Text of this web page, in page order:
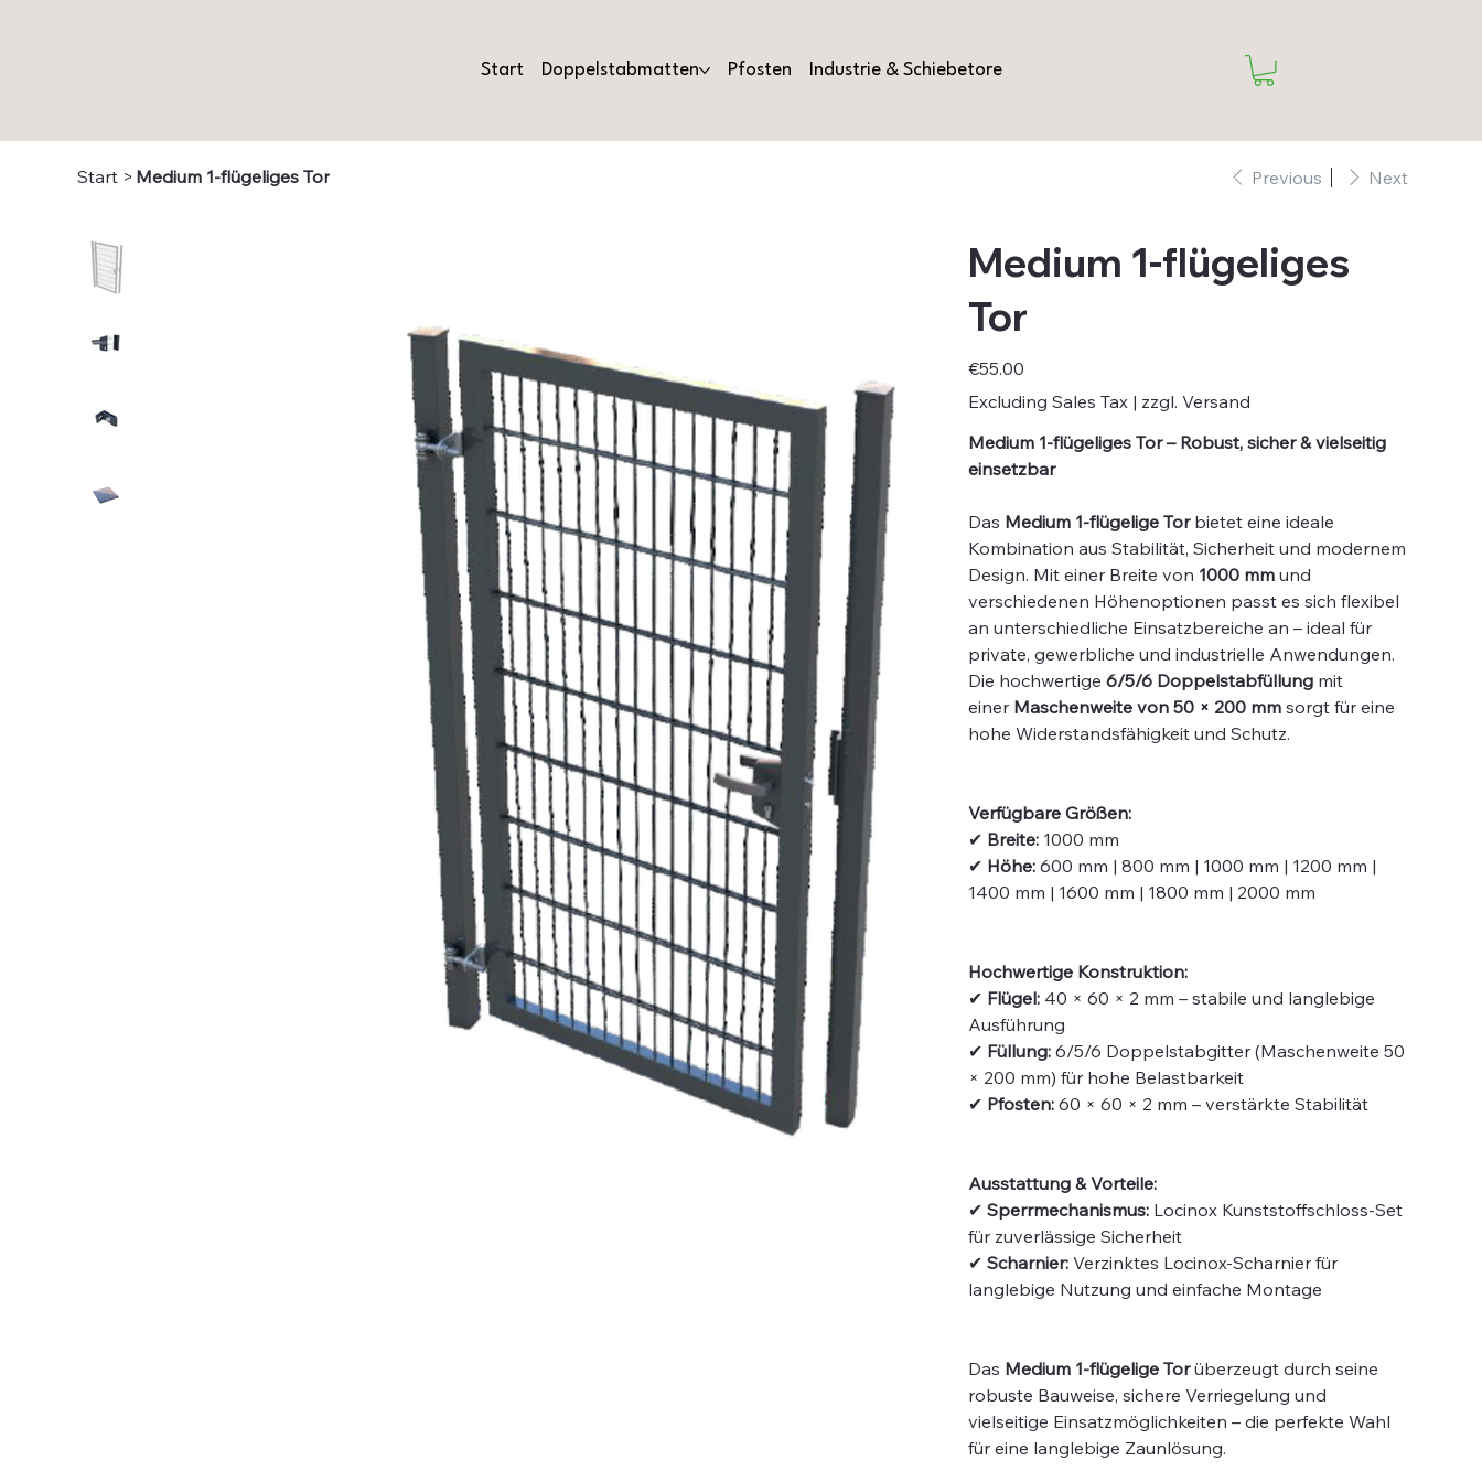
Start Doppelstabmatten Pfosten Industrie & Schiebetore
Start > Medium 1-flügeliges Tor Previous Next
Medium 1-flügeliges
Tor
Price
€55.00
Excluding Sales Tax | zzgl. Versand
Medium 1-flügeliges Tor – Robust, sicher & vielseitig
einsetzbar
Das Medium 1-flügelige Torbietet eine ideale
Kombination aus Stabilität, Sicherheit und modernem
Design. Mit einer Breite von 1000 mmund
verschiedenen Höhenoptionen passt es sich flexibel
an unterschiedliche Einsatzbereiche an – ideal für
private, gewerbliche und industrielle Anwendungen.
Die hochwertige 6/5/6 Doppelstabfüllungmit
einer Maschenweite von 50 × 200 mmsorgt für eine
hohe Widerstandsfähigkeit und Schutz.
Verfügbare Größen:
✔ Breite:1000 mm
✔ Höhe:600 mm | 800 mm | 1000 mm | 1200 mm |
1400 mm | 1600 mm | 1800 mm | 2000 mm
Hochwertige Konstruktion:
✔ Flügel:40 × 60 × 2 mm – stabile und langlebige
Ausführung
✔ Füllung:6/5/6 Doppelstabgitter (Maschenweite 50
× 200 mm) für hohe Belastbarkeit
✔ Pfosten:60 × 60 × 2 mm – verstärkte Stabilität
Ausstattung & Vorteile:
✔ Sperrmechanismus:Locinox Kunststoffschloss-Set
für zuverlässige Sicherheit
✔ Scharnier:Verzinktes Locinox-Scharnier für
langlebige Nutzung und einfache Montage
Das Medium 1-flügelige Torüberzeugt durch seine
robuste Bauweise, sichere Verriegelung und
vielseitige Einsatzmöglichkeiten – die perfekte Wahl
für eine langlebige Zaunlösung.